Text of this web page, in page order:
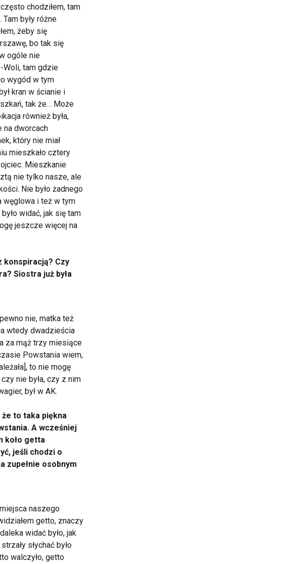
chodziłem, tam
Tam były różne
żeby się
bo tak się
ogóle nie
Woli, tam gdzie
wygód w tym
kran w ścianie i
tak że… Może
również była,
na dworcach
który nie miał
mieszkało cztery
Mieszkanie
nie tylko nasze, ale
Nie było żadnego
węglowa i też w tym
widać, jak się tam
jeszcze więcej na
konspiracją? Czy
Siostra już była
nie, matka też
wtedy dwadzieścia
za mąż trzy miesiące
Powstania wiem,
to nie mogę
nie była, czy z nim
był w AK.
że to taka piękna
A wcześniej
koło getta
jeśli chodzi o
zupełnie osobnym
naszego
getto, znaczy
widać było, jak
słychać było
walczyło, getto